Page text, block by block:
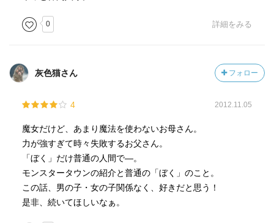
0 詳細をみる
灰色猫さん フォロー
4 2012.11.05
魔女だけど、あまり魔法を使わないお母さん。
力が強すぎて時々失敗するお父さん。
「ぼく」だけ普通の人間で―。
モンスタータウンの紹介と普通の「ぼく」のこと。
この話、男の子・女の子関係なく、好きだと思う！
是非、続いてほしいなぁ。